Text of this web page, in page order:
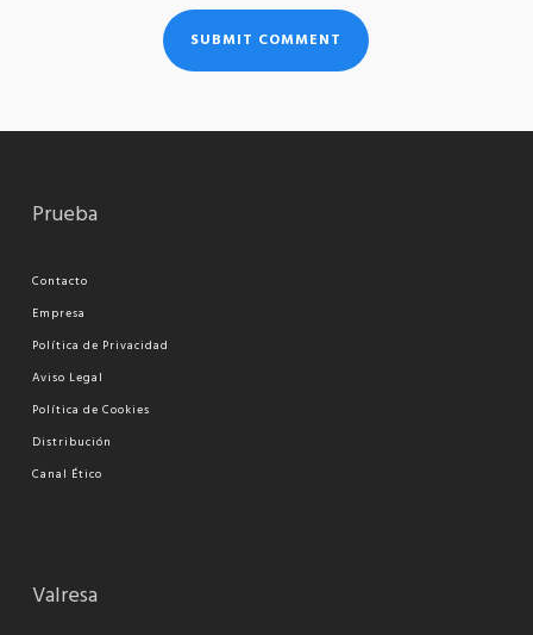
Prueba
Contacto
Empresa
Política de Privacidad
Aviso Legal
Política de Cookies
Distribución
Canal Ético
Valresa